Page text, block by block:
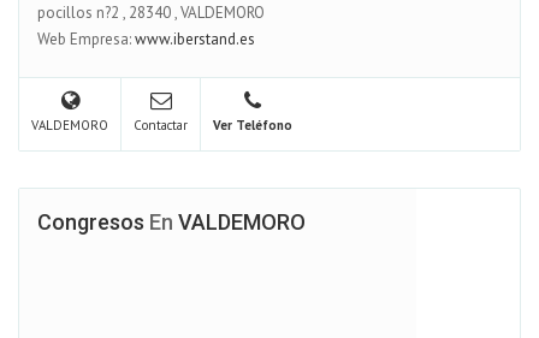
pocillos n?2 , 28340,VALDEMORO
Web Empresa:www.iberstand.es
VALDEMORO Contactar Ver Teléfono
Congresos En VALDEMORO